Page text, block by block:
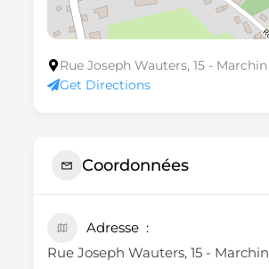
Rue Joseph Wauters, 15 - Marchin
Get Directions
Coordonnées
Adresse
Rue Joseph Wauters, 15 - Marchin